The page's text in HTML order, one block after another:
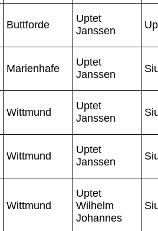
Buttforde
Uptet
Janssen
Marienhafe
Uptet
Janssen
Wittmund
Uptet
Janssen
Wittmund
Uptet
Janssen
Wittmund
Uptet
Wilhelm
Johannes